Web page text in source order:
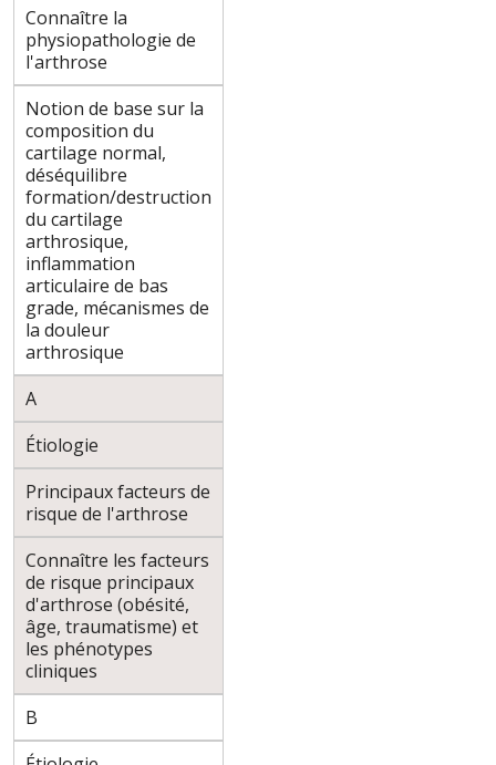
Connaître la
physiopathologie de
l'arthrose
Notion de base sur la
composition du
cartilage normal,
déséquilibre
formation/destruction
du cartilage
arthrosique,
inflammation
articulaire de bas
grade, mécanismes de
la douleur
arthrosique
A
Étiologie
Principaux facteurs de
risque de l'arthrose
Connaître les facteurs
de risque principaux
d'arthrose (obésité,
âge, traumatisme) et
les phénotypes
cliniques
B